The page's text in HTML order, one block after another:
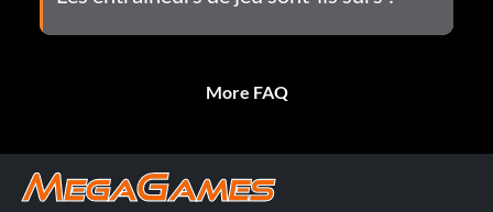
More FAQ